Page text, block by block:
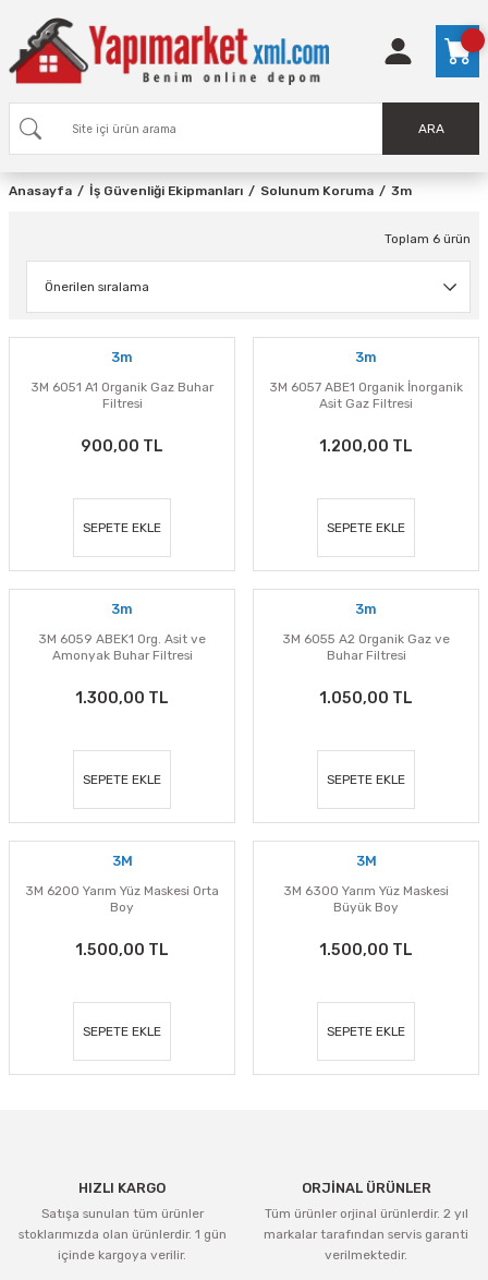
ARA
Anasayfa İş Güvenliği Ekipmanları Solunum Koruma 3m
Toplam 6 ürün
3m
3M 6051 A1 Organik Gaz Buhar
Filtresi
900,00 TL
SEPETE EKLE
3m
3M 6057 ABE1 Organik İnorganik
Asit Gaz Filtresi
1.200,00 TL
SEPETE EKLE
3m
3M 6059 ABEK1 Org. Asit ve
Amonyak Buhar Filtresi
1.300,00 TL
SEPETE EKLE
3m
3M 6055 A2 Organik Gaz ve
Buhar Filtresi
1.050,00 TL
SEPETE EKLE
3M
3M 6200 Yarım Yüz Maskesi Orta
Boy
1.500,00 TL
SEPETE EKLE
3M
3M 6300 Yarım Yüz Maskesi
Büyük Boy
1.500,00 TL
SEPETE EKLE
HIZLI KARGO
Satışa sunulan tüm ürünler
stoklarımızda olan ürünlerdir. 1 gün
içinde kargoya verilir.
ORJİNAL ÜRÜNLER
Tüm ürünler orjinal ürünlerdir. 2 yıl
markalar tarafından servis garanti
verilmektedir.